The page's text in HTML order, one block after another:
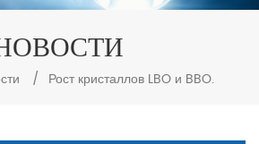
/ Рост кристаллов LBO и BBO.